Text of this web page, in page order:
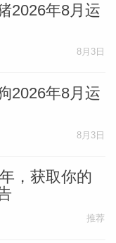
象。只是生肖
注意洁身自
会即可。未婚
与器重，感情
双宿双飞的良
，主富贵安康
2026年8月运
8月3日
2026年8月运
8月3日
，获取你的
推荐